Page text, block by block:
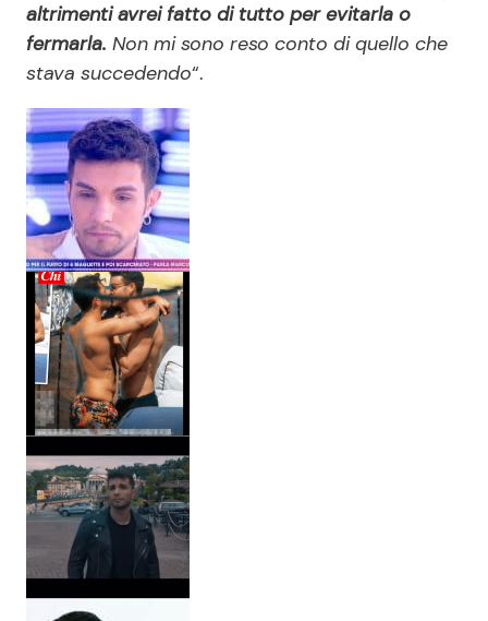
altrimenti avrei fatto di tutto per evitarla o
fermarla. Non mi sono reso conto di quello che
stava succedendo“.